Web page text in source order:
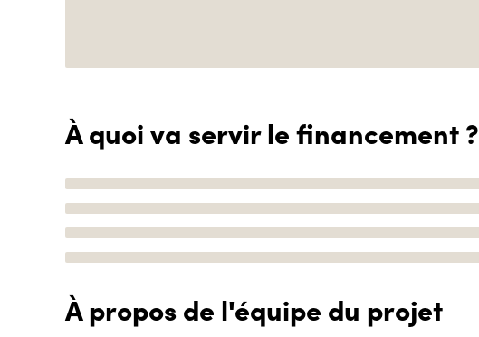
À quoi va servir le financement ?
À propos de l'équipe du projet